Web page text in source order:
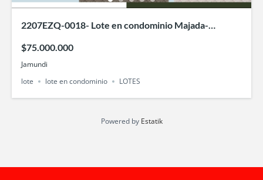
2207EZQ-0018- Lote en condominio Majada-
$75.000.000
Jamundi
lote
lote en condominio LOTES
Powered by Estatik